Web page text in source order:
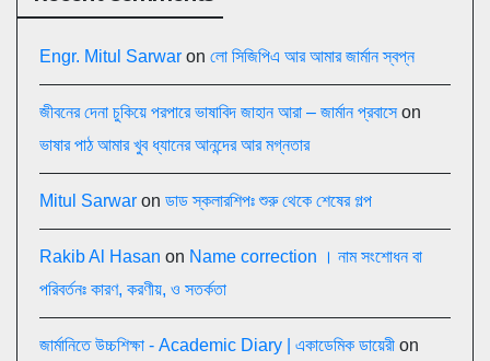
Engr. Mitul Sarwar on লো সিজিপিএ আর আমার জার্মান স্বপ্ন
জীবনের দেনা চুকিয়ে পরপারে ভাষাবিদ জাহান আরা – জার্মান প্রবাসেon
ভাষার পাঠ আমার খুব ধ্যানের আনন্দের আর মগ্নতার
Mitul Sarwar on ডাড স্কলারশিপঃ শুরু থেকে শেষের গল্প
Rakib Al Hasan on Name correction । নাম সংশোধন বা
পরিবর্তনঃ কারণ, করণীয়, ও সতর্কতা
জার্মানিতে উচ্চশিক্ষা - Academic Diary | একাডেমিক ডায়েরী on